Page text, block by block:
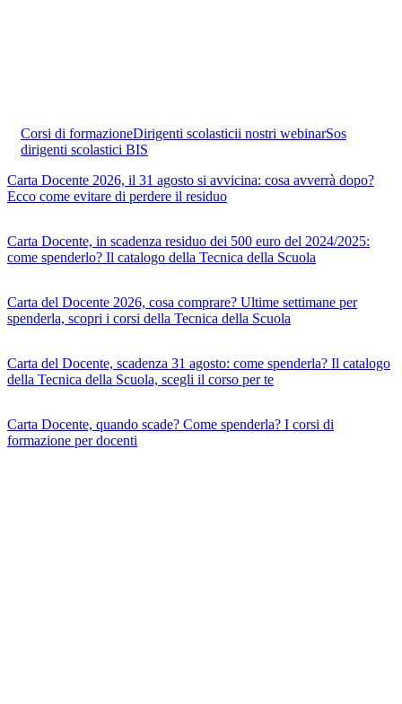
Corsi di formazioneDirigenti scolasticii nostri webinarSos
dirigenti scolastici BIS
Carta Docente 2026, il 31 agosto si avvicina: cosa avverrà dopo?
Ecco come evitare di perdere il residuo
Carta Docente, in scadenza residuo dei 500 euro del 2024/2025:
come spenderlo? Il catalogo della Tecnica della Scuola
Carta del Docente 2026, cosa comprare? Ultime settimane per
spenderla, scopri i corsi della Tecnica della Scuola
Carta del Docente, scadenza 31 agosto: come spenderla? Il catalogo
della Tecnica della Scuola, scegli il corso per te
Carta Docente, quando scade? Come spenderla? I corsi di
formazione per docenti